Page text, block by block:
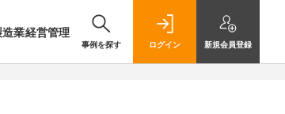
業経営管理
事例を探す ログイン 新規会員登録